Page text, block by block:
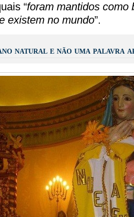
“foram mantidos como
existem no mundo”.
natural e não uma palavra